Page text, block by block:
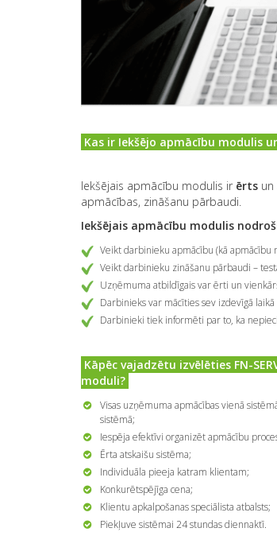
Kas ir Iekšējo apmācību modulis
Iekšējais apmācību modulis ir ērts un
apmācības, zināšanu pārbaudi.
Iekšējais apmācību modulis
Veikt darbinieku apmācību (kā
Veikt darbinieku zināšanu pārbaudi –
Uzņēmuma atbildīgais var ērti un
Darbinieks var mācīties sev izdevīgā
Darbinieki tiek informēti par to, ka
Kāpēc vajadzētu izvēlēties FN-
moduli?
Visas uzņēmuma apmācības vienā
sistēmā;
Iespēja efektīvi organizēt apmācību
Ērta atskaišu sistēma;
Individuāla pieeja katram klientam;
Konkurētspējīga cena;
Klientu apkalpošanas speciālista atbalsts;
Piekļuve sistēmai 24 stundas diennaktī.